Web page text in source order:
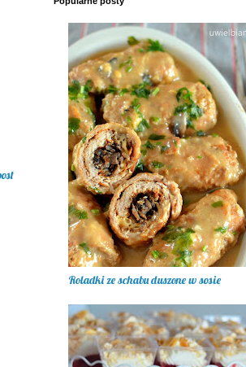
Roladki ze schabu duszone w sosie